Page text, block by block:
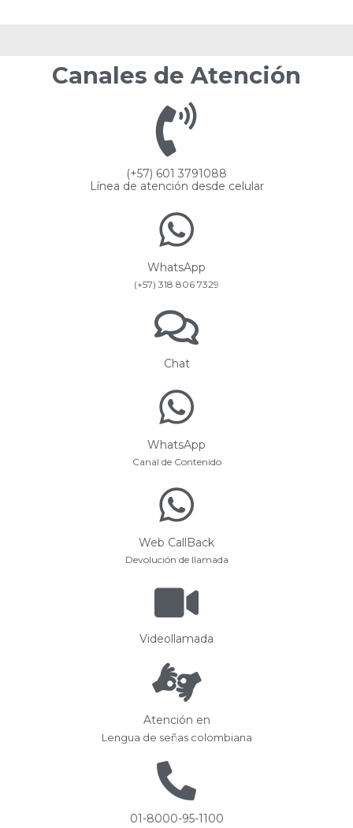
Canales de Atención
(+57) 601 3791088
Línea de atención desde celular
WhatsApp
(+57) 318 806 7329
Chat
WhatsApp
Canal de Contenido
Web CallBack
Devolución de llamada
Videollamada
Atención en
Lengua de señas colombiana
01-8000-95-1100